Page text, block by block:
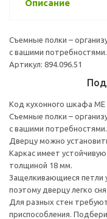
Описание
Съемные полки –
с вашими потребностями.
Артикул: 894.096.51
Код кухонного шкафа ME
Съемные полки –
с вашими потребностями.
Дверцу можно
Каркас имеет
толщиной 18 мм.
Защелкивающиеся петли
поэтому дверцу легко
Для разных стен
приспособления.